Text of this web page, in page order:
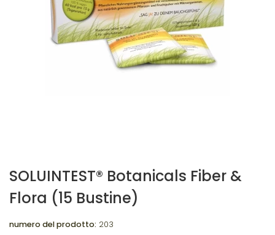
SOLUINTEST® Botanicals Fiber &
Flora (15 Bustine)
numero del prodotto: 203